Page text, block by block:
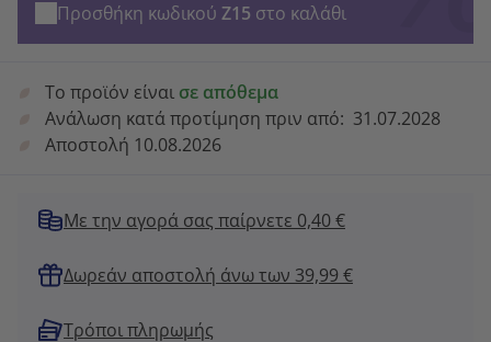
Προσθήκη κωδικού Z15 στο καλάθι
Το προϊόν είναι σε απόθεμα
Ανάλωση κατά προτίμηση πριν από: 31.07.2028
Αποστολή 10.08.2026
Με την αγορά σας παίρνετε 0,40 €
Δωρεάν αποστολή άνω των 39,99 €
Τρόποι πληρωμής